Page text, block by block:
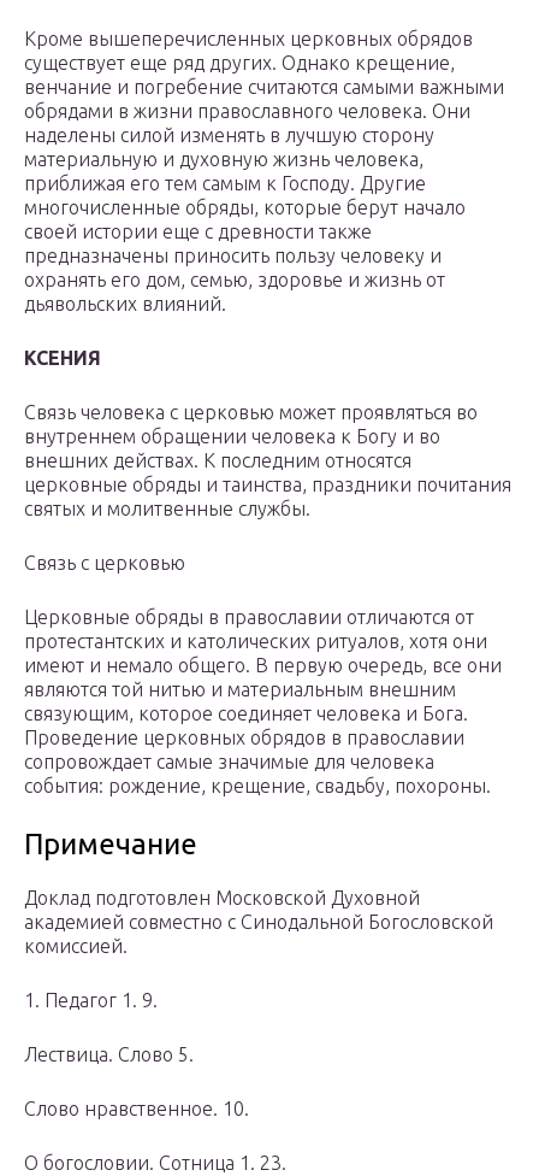
Кроме вышеперечисленных церковных обрядов
существует еще ряд других. Однако крещение,
венчание и погребение считаются самыми важными
обрядами в жизни православного человека. Они
наделены силой изменять в лучшую сторону
материальную и духовную жизнь человека,
приближая его тем самым к Господу. Другие
многочисленные обряды, которые берут начало
своей истории еще с древности также
предназначены приносить пользу человеку и
охранять его дом, семью, здоровье и жизнь от
дьявольских влияний.
КСЕНИЯ
Связь человека с церковью может проявляться во
внутреннем обращении человека к Богу и во
внешних действах. К последним относятся
церковные обряды и таинства, праздники почитания
святых и молитвенные службы.
Связь с церковью
Церковные обряды в православии отличаются от
протестантских и католических ритуалов, хотя они
имеют и немало общего. В первую очередь, все они
являются той нитью и материальным внешним
связующим, которое соединяет человека и Бога.
Проведение церковных обрядов в православии
сопровождает самые значимые для человека
события: рождение, крещение, свадьбу, похороны.
Примечание
Доклад подготовлен Московской Духовной
академией совместно с Синодальной Богословской
комиссией.
1. Педагог 1. 9.
Лествица. Слово 5.
Слово нравственное. 10.
О богословии. Сотница 1. 23.